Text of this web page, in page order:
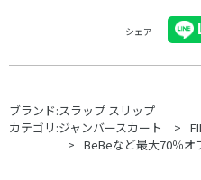
シェア
ブランド:スラップ スリップ
カテゴリ:ジャンバースカート
BeBeなど最大70％オ